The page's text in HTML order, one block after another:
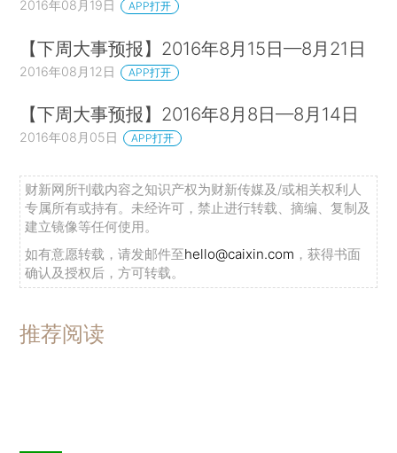
2016年08月19日 APP打开
【下周大事预报】2016年8月15日—8月21日
2016年08月12日 APP打开
【下周大事预报】2016年8月8日—8月14日
2016年08月05日 APP打开
财新网所刊载内容之知识产权为财新传媒及/或相关权利人
专属所有或持有。未经许可，禁止进行转载、摘编、复制及
建立镜像等任何使用。
如有意愿转载，请发邮件至hello@caixin.com ，获得书面
确认及授权后，方可转载。
推荐阅读